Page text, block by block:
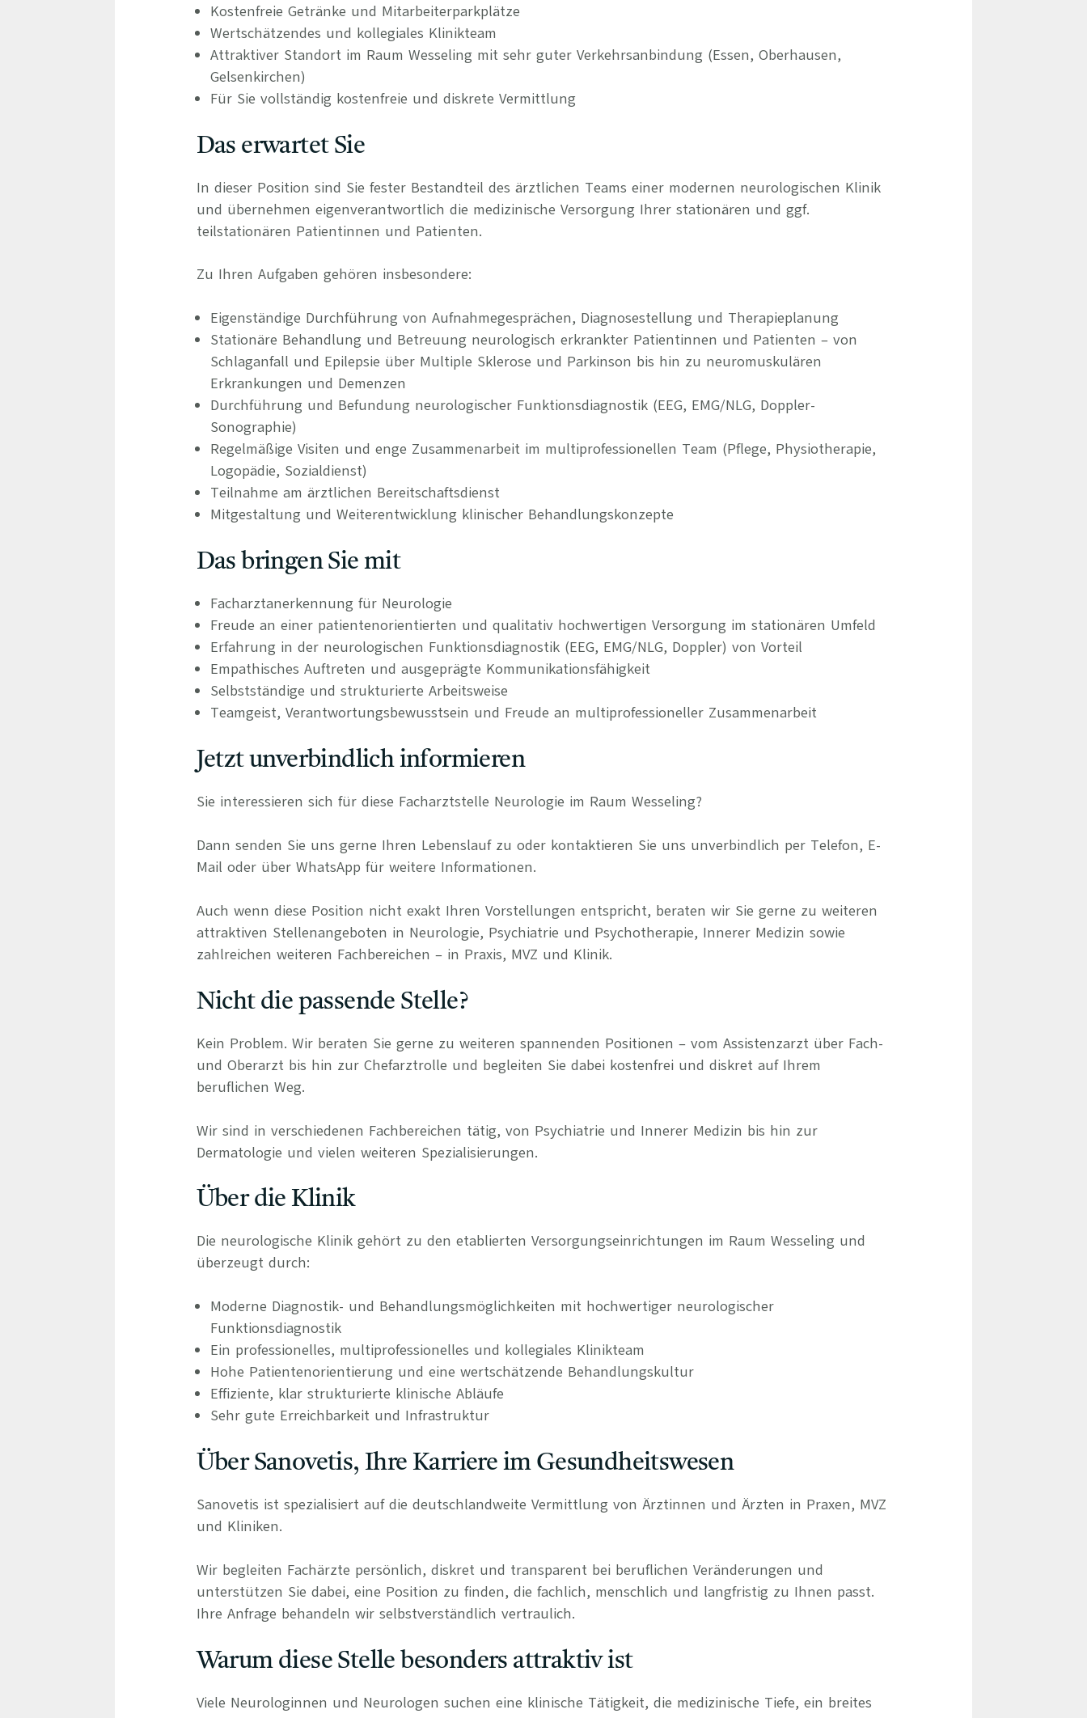
Kostenfreie Getränke und Mitarbeiterparkplätze
Wertschätzendes und kollegiales Klinikteam
Attraktiver Standort im Raum Wesseling mit sehr guter Verkehrsanbindung (Essen, Oberhausen,
Gelsenkirchen)
Für Sie vollständig kostenfreie und diskrete Vermittlung
Das erwartet Sie
In dieser Position sind Sie fester Bestandteil des ärztlichen Teams einer modernen neurologischen Klinik
und übernehmen eigenverantwortlich die medizinische Versorgung Ihrer stationären und ggf.
teilstationären Patientinnen und Patienten.
Zu Ihren Aufgaben gehören insbesondere:
Eigenständige Durchführung von Aufnahmegesprächen, Diagnosestellung und Therapieplanung
Stationäre Behandlung und Betreuung neurologisch erkrankter Patientinnen und Patienten – von
Schlaganfall und Epilepsie über Multiple Sklerose und Parkinson bis hin zu neuromuskulären
Erkrankungen und Demenzen
Durchführung und Befundung neurologischer Funktionsdiagnostik (EEG, EMG/NLG, Doppler-
Sonographie)
Regelmäßige Visiten und enge Zusammenarbeit im multiprofessionellen Team (Pflege, Physiotherapie,
Logopädie, Sozialdienst)
Teilnahme am ärztlichen Bereitschaftsdienst
Mitgestaltung und Weiterentwicklung klinischer Behandlungskonzepte
Das bringen Sie mit
Facharztanerkennung für Neurologie
Freude an einer patientenorientierten und qualitativ hochwertigen Versorgung im stationären Umfeld
Erfahrung in der neurologischen Funktionsdiagnostik (EEG, EMG/NLG, Doppler) von Vorteil
Empathisches Auftreten und ausgeprägte Kommunikationsfähigkeit
Selbstständige und strukturierte Arbeitsweise
Teamgeist, Verantwortungsbewusstsein und Freude an multiprofessioneller Zusammenarbeit
Jetzt unverbindlich informieren
Sie interessieren sich für diese Facharztstelle Neurologie im Raum Wesseling?
Dann senden Sie uns gerne Ihren Lebenslauf zu oder kontaktieren Sie uns unverbindlich per Telefon, E-
Mail oder über WhatsApp für weitere Informationen.
Auch wenn diese Position nicht exakt Ihren Vorstellungen entspricht, beraten wir Sie gerne zu weiteren
attraktiven Stellenangeboten in Neurologie, Psychiatrie und Psychotherapie, Innerer Medizin sowie
zahlreichen weiteren Fachbereichen – in Praxis, MVZ und Klinik.
Nicht die passende Stelle?
Kein Problem. Wir beraten Sie gerne zu weiteren spannenden Positionen – vom Assistenzarzt über Fach-
und Oberarzt bis hin zur Chefarztrolle und begleiten Sie dabei kostenfrei und diskret auf Ihrem
beruflichen Weg.
Wir sind in verschiedenen Fachbereichen tätig, von Psychiatrie und Innerer Medizin bis hin zur
Dermatologie und vielen weiteren Spezialisierungen.
Über die Klinik
Die neurologische Klinik gehört zu den etablierten Versorgungseinrichtungen im Raum Wesseling und
überzeugt durch:
Moderne Diagnostik- und Behandlungsmöglichkeiten mit hochwertiger neurologischer
Funktionsdiagnostik
Ein professionelles, multiprofessionelles und kollegiales Klinikteam
Hohe Patientenorientierung und eine wertschätzende Behandlungskultur
Effiziente, klar strukturierte klinische Abläufe
Sehr gute Erreichbarkeit und Infrastruktur
Über Sanovetis, Ihre Karriere im Gesundheitswesen
Sanovetis ist spezialisiert auf die deutschlandweite Vermittlung von Ärztinnen und Ärzten in Praxen, MVZ
und Kliniken.
Wir begleiten Fachärzte persönlich, diskret und transparent bei beruflichen Veränderungen und
unterstützen Sie dabei, eine Position zu finden, die fachlich, menschlich und langfristig zu Ihnen passt.
Ihre Anfrage behandeln wir selbstverständlich vertraulich.
Warum diese Stelle besonders attraktiv ist
Viele Neurologinnen und Neurologen suchen eine klinische Tätigkeit, die medizinische Tiefe, ein breites